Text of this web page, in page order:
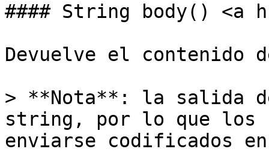
#### String body() <a
Devuelve el
> **Nota**: la salida
string, por lo que los
enviarse codificados en